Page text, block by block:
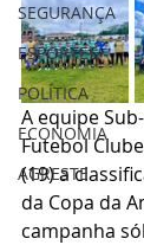
SEGURANÇA
ESPORTES
POLÍTICA
ECONOMIA
AGRESTE
A equipe
Futebol
(19) a
da Copa da
campanha